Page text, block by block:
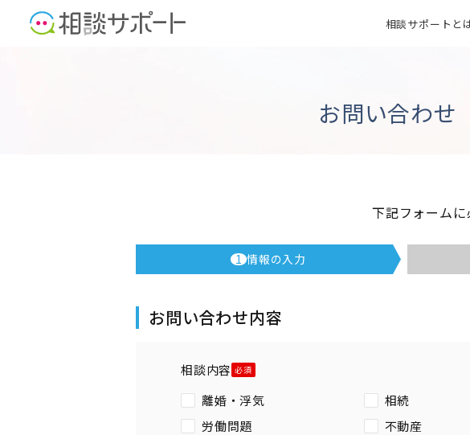
相談サポートと
お問い合わせ
下記フォームに
1 情報の入力
お問い合わせ内容
相談内容
離婚・浮気
相続
労働問題
不動産